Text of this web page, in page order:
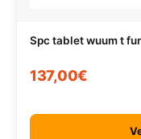
Spc tablet wuum t
137,00€